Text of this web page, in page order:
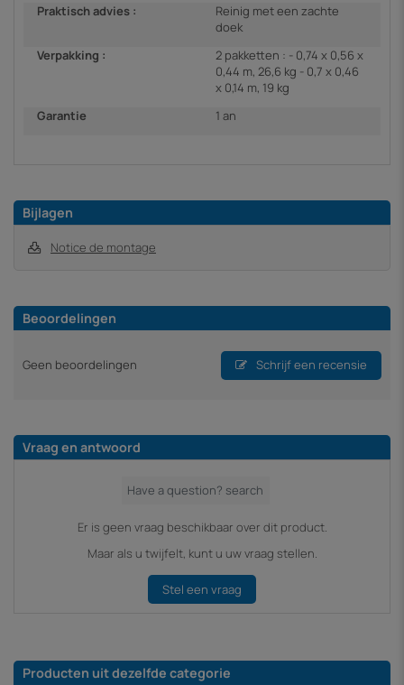
Praktisch advies :
Reinig met een zachte
doek
Verpakking :
2 pakketten : - 0,74 x 0,56 x
0,44 m, 26,6 kg - 0,7 x 0,46
x 0,14 m, 19 kg
Garantie
1 an
Bijlagen
Notice de montage
Beoordelingen
Geen beoordelingen Schrijf een recensie
Vraag en antwoord
Er is geen vraag beschikbaar over dit product.
Maar als u twijfelt, kunt u uw vraag stellen.
Stel een vraag
Producten uit dezelfde categorie